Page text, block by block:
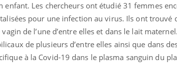
enfant. Les chercheurs ont étudié 31 femmes
pour une infection au virus. Ils ont trouvé
de l’une d’entre elles et dans le lait
de plusieurs d’entre elles ainsi que dans
à la Covid-19 dans le plasma sanguin du
Youtube
Un « jumeau numérique » pour
faciliter l’accès à la médecine
préventiveYoutube
Un établissement lié à un groupe
mutualiste innove en matière de bilan de